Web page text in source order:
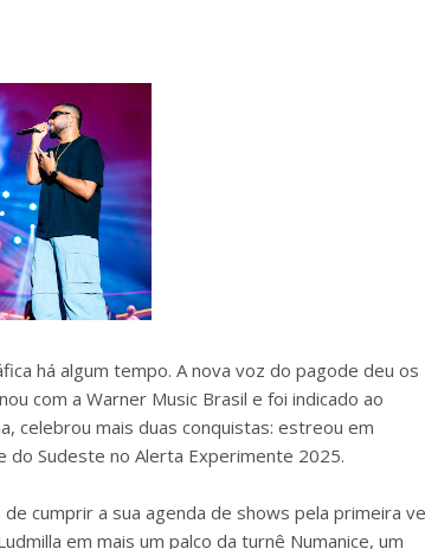
há algum tempo. A nova voz do pagode deu os
com a Warner Music Brasil e foi indicado ao
celebrou mais duas conquistas: estreou em
do Sudeste no Alerta Experimente 2025.
cumprir a sua agenda de shows pela primeira
em mais um palco da turnê Numanice, um